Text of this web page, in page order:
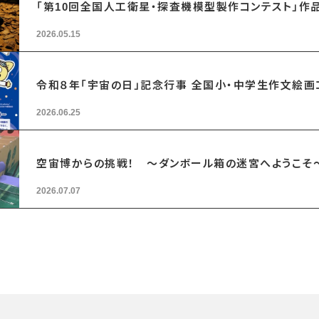
「第10回全国人工衛星・探査機模型製作コンテスト」作
2026.05.15
令和８年「宇宙の日」記念行事 全国小・中学生作文絵
2026.06.25
空宙博からの挑戦！ ～ダンボール箱の迷宮へようこそ
2026.07.07